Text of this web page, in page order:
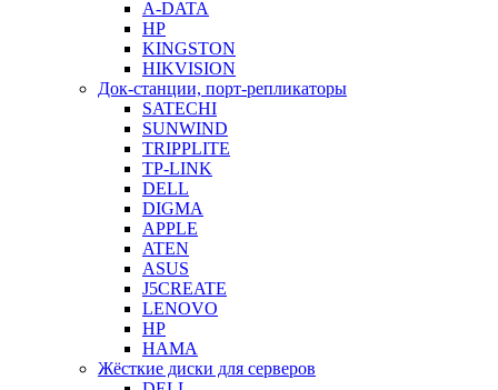
A-DATA
HP
KINGSTON
HIKVISION
Док-станции, порт-репликаторы
SATECHI
SUNWIND
TRIPPLITE
TP-LINK
DELL
DIGMA
APPLE
ATEN
ASUS
J5CREATE
LENOVO
HP
HAMA
Жёсткие диски для серверов